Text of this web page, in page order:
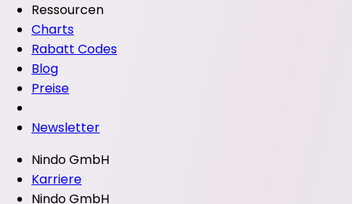
Ressourcen
Charts
Rabatt Codes
Blog
Preise
Newsletter
Nindo GmbH
Karriere
Nindo GmbH